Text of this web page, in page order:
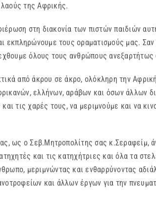
της Αφρικής.
στη διακονία των πιστών παιδιών
εκπληρώνουμε τους οραματισμούς μας.
όλους τους ανθρώπους
από άκρου σε άκρο, ολόκληρη την
ελλήνων, αράβων και όσων άλλων
τις χαρές τους, να μεριμνούμε και να
ως ο Σεβ.Μητροπολίτης σας κ.Σεραφείμ,
και τις κατηχήτριες και όλα τα
μεριμνώντας και ενθαρρύνοντας
και άλλων έργων για την